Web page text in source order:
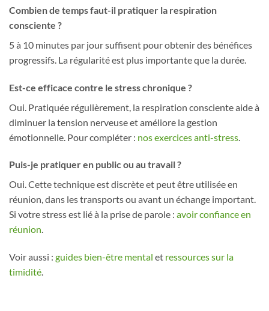
Combien de temps faut-il pratiquer la respiration
consciente ?
5 à 10 minutes par jour suffisent pour obtenir des bénéfices
progressifs. La régularité est plus importante que la durée.
Est-ce efficace contre le stress chronique ?
Oui. Pratiquée régulièrement, la respiration consciente aide à
diminuer la tension nerveuse et améliore la gestion
émotionnelle. Pour compléter : nos exercices anti-stress
Puis-je pratiquer en public ou au travail ?
Oui. Cette technique est discrète et peut être utilisée en
réunion, dans les transports ou avant un échange important.
Si votre stress est lié à la prise de parole : avoir confiance en
réunion.
Voir aussi : guides bien-être mental et ressources sur la
timidité.